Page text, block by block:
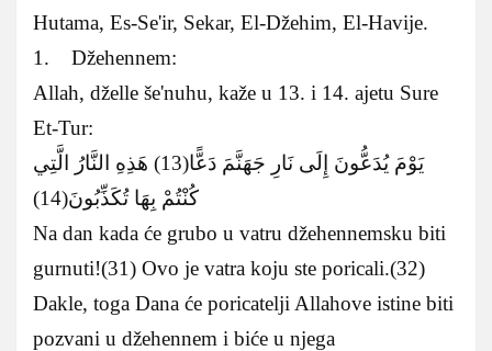
Hutama, Es-Se'ir, Sekar, El-Džehim, El-Havije.
1. Džehennem:
Allah, dželle še'nuhu, kaže u 13. i 14. ajetu Sure
Et-Tur:
يَوْمَ يُدَعُّونَ إِلَى نَارِ جَهَنَّمَ دَعًّا(13) هَذِهِ النَّارُ الَّتِي
كُنْتُمْ بِهَا تُكَذِّبُونَ(14)
Na dan kada će grubo u vatru džehennemsku biti
gurnuti!(31) Ovo je vatra koju ste poricali.(32)
Dakle, toga Dana će poricatelji Allahove istine biti
pozvani u džehennem i biće u njega